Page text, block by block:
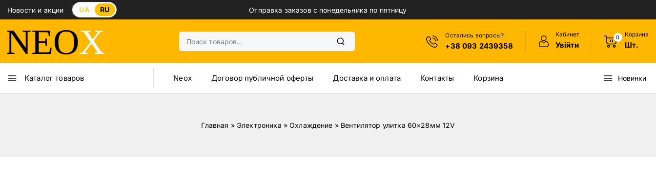
Новости и акции UA RU Отправка заказов с понедельника по пятницу
Остались вопросы?
+38 093 2439358
Кабинет
Увійти
0 Корзина
Шт.
Каталог товаров Neox Договор публичной оферты Доставка и оплата Контакты Корзина Новинки
Главная » Электроника »Охлаждение » Вентилятор улитка 60×28мм 12V